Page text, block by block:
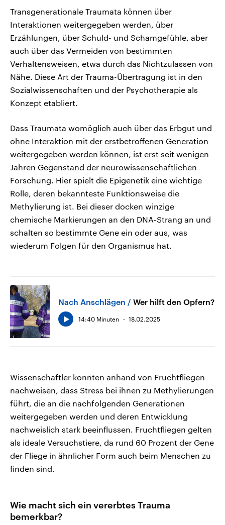
Transgenerationale Traumata können über
Interaktionen weitergegeben werden, über
Erzählungen, über Schuld- und Schamgefühle, aber
auch über das Vermeiden von bestimmten
Verhaltensweisen, etwa durch das Nichtzulassen von
Nähe. Diese Art der Trauma-Übertragung ist in den
Sozialwissenschaften und der Psychotherapie als
Konzept etabliert.
Dass Traumata womöglich auch über das Erbgut und
ohne Interaktion mit der erstbetroffenen Generation
weitergegeben werden können, ist erst seit wenigen
Jahren Gegenstand der neurowissenschaftlichen
Forschung. Hier spielt die Epigenetik eine wichtige
Rolle, deren bekannteste Funktionsweise die
Methylierung ist. Bei dieser docken winzige
chemische Markierungen an den DNA-Strang an und
schalten so bestimmte Gene ein oder aus, was
wiederum Folgen für den Organismus hat.
Nach Anschlägen Wer hilft den Opfern?
14:40 Minuten 18.02.2025
Wissenschaftler konnten anhand von Fruchtfliegen
nachweisen, dass Stress bei ihnen zu Methylierungen
führt, die an die nachfolgenden Generationen
weitergegeben werden und deren Entwicklung
nachweislich stark beeinflussen. Fruchtfliegen gelten
als ideale Versuchstiere, da rund 60 Prozent der Gene
der Fliege in ähnlicher Form auch beim Menschen zu
finden sind.
Wie macht sich ein vererbtes Trauma
bemerkbar?